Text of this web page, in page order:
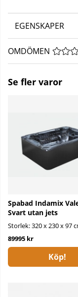
EGENSKAPER
OMDÖMEN
Se fler varor
Spabad Indamix
Svart utan jets
Storlek: 320 x 230 x 97
89995 kr
Köp!